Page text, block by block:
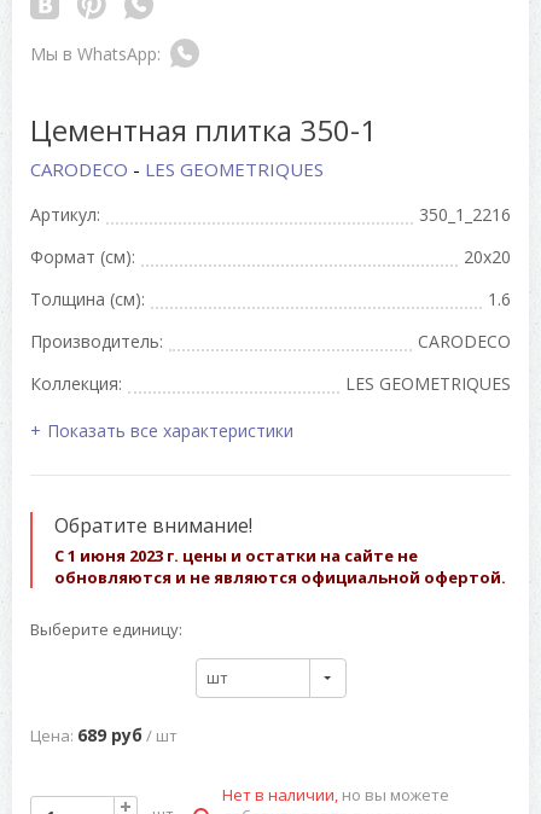
Цементная плитка 350-1
CARODECO - LES GEOMETRIQUES
Артикул:
350_1_2216
Формат (см):
20x20
Толщина (см):
1.6
Производитель:
CARODECO
Коллекция:
LES GEOMETRIQUES
Показать все характеристики
Обратите внимание!
С 1 июня 2023 г. цены и остатки на сайте не
обновляются и не являются официальной офертой.
Выберите единицу:
шт
Цена: 689 руб / шт
Нет в наличии, но вы можете